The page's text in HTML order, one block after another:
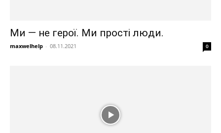
Ми — не герої. Ми прості люди.
maxwelhelp - 08.11.2021 0